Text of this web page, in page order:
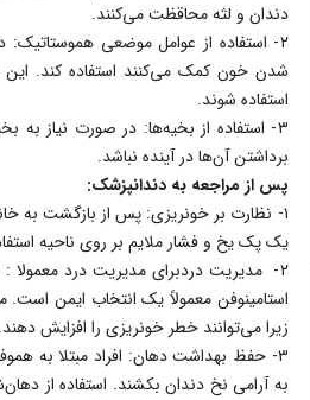
دندان و لثه محاقظت می‌کنند.
۲- استفاده از عوامل موضعی
شدن خون کمک می‌کنند استفاده کند. این
استفاده شوند.
۳- استفاده از بخیه‌ها: در صورت نیاز به
برداشتن آن‌ها در آینده نباشد.
پس از مراجعه به دندانپزشک:
۱- نظارت بر خونریزی: پس از بازگشت به
یک پک یخ و فشار ملایم بر روی ناحیه
۲- مدیریت دردبرای مدیریت درد
زیرا می‌توانند خطر خونریزی را افزایش دهند.
۳- حفظ بهداشت دهان: افراد مبتلا به
به آرامی نخ دندان بکشند. استفاده از